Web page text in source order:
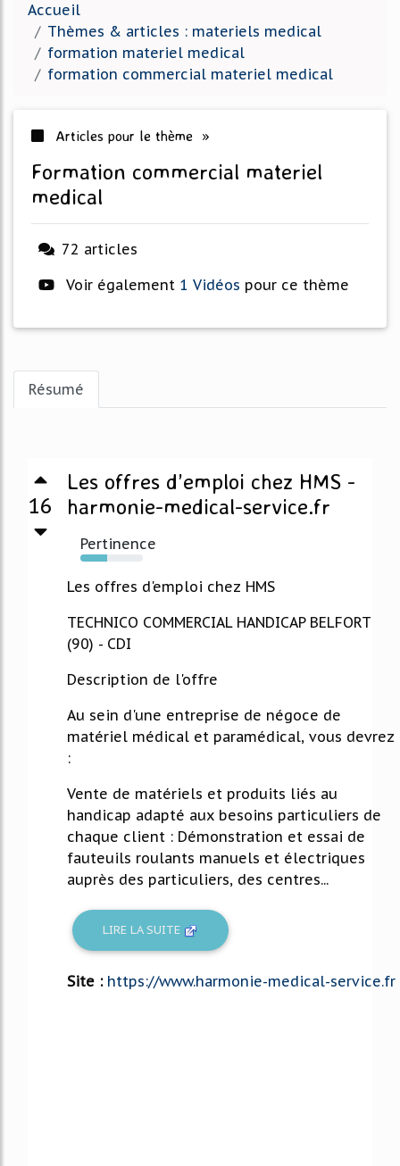
Accueil
Thèmes & articles : materiels medical
formation materiel medical
formation commercial materiel medical
Articles pour le thème »
formation commercial materiel
medical
72 articles
Voir également 1 Vidéos pour ce thème
Résumé
16
Les offres d’emploi chez HMS -
harmonie-medical-service.fr
Pertinence
43%
Les offres d'emploi chez HMS
TECHNICO COMMERCIAL HANDICAP BELFORT
(90) - CDI
Description de l'offre
Au sein d'une entreprise de négoce de
matériel médical et paramédical, vous devrez
:
Vente de matériels et produits liés au
handicap adapté aux besoins particuliers de
chaque client : Démonstration et essai de
fauteuils roulants manuels et électriques
auprès des particuliers, des centres...
LIRE LA SUITE
Site : https://www.harmonie-medical-service.fr